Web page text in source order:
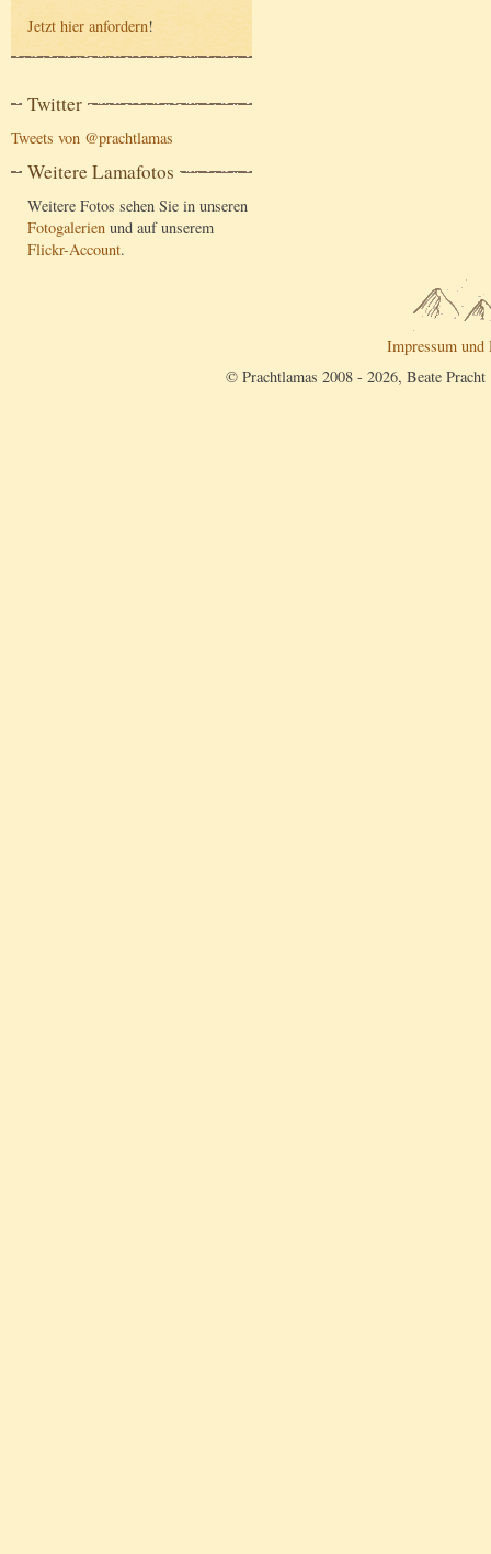
Jetzt hier anfordern!
Twitter
Tweets von @prachtlamas
Weitere Lamafotos
Weitere Fotos sehen Sie in unseren
Fotogalerien und auf unserem
Flickr-Account.
Impressum und
© Prachtlamas 2008 - 2026, Beate Pracht